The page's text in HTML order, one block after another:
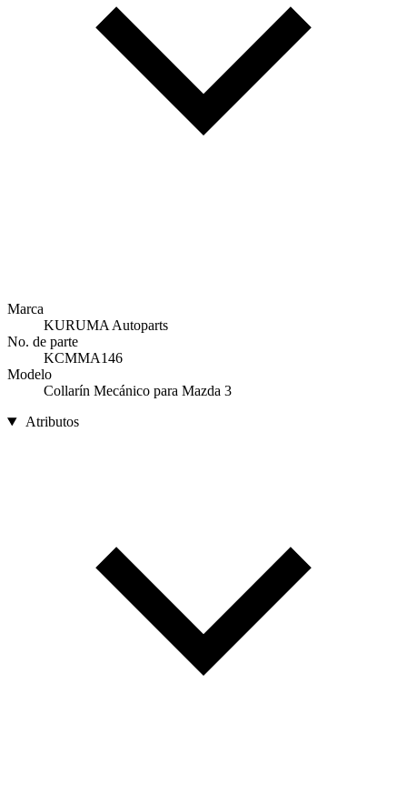
Marca
KURUMA Autoparts
No. de parte
KCMMA146
Modelo
Collarín Mecánico para Mazda 3
Atributos